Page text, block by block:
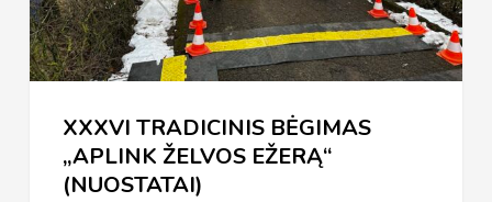
(NUOSTATAI)
XXXVI TRADICINIS BĖGIMAS
„APLINK ŽELVOS EŽERĄ“
(NUOSTATAI)